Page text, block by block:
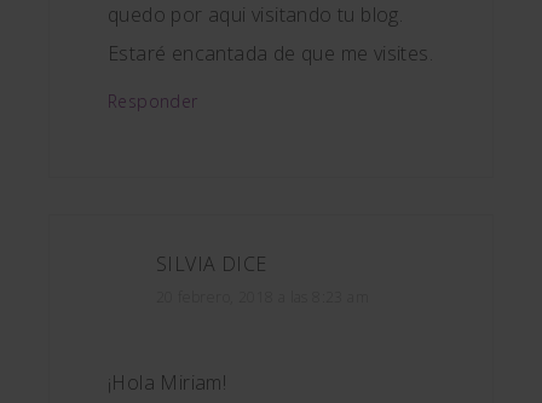
quedo por aqui visitando tu blog.
Estaré encantada de que me visites.
Responder
SILVIA DICE
¡Hola Miriam!